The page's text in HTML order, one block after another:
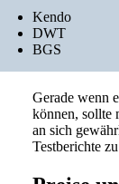
Kendo
DWT
BGS
Gerade wenn
können, sollte
an sich
Testberichte